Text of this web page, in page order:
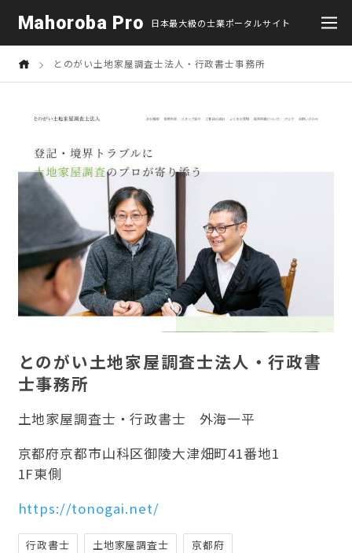
Mahoroba Pro 日本最大級の士業ポータルサイト
とのがい土地家屋調査士法人・行政書士事務所
とのがい土地家屋調査士法人・行政書
士事務所
土地家屋調査士・行政書士
外海一平
京都府京都市山科区御陵大津畑町41番地1
1F東側
https://tonogai.net/
行政書士 土地家屋調査士
京都府